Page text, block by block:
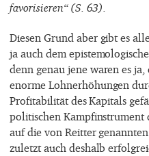
favorisieren“ (S. 63).
Diesen Grund aber gibt es
ja auch dem
denn genau jene waren es
enorme Lohnerhöhungen
Profitabilität des Kapitals
politischen Kampfinstrument
auf die von Reitter
zuletzt auch deshalb